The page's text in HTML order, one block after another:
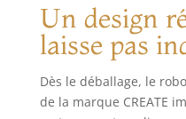
CAPACITÉ |
capacité. Sa
et peut pétrir
types
pétrissage,
Un design
laisse pas
Dès le déballage, le
de la marque CREATE